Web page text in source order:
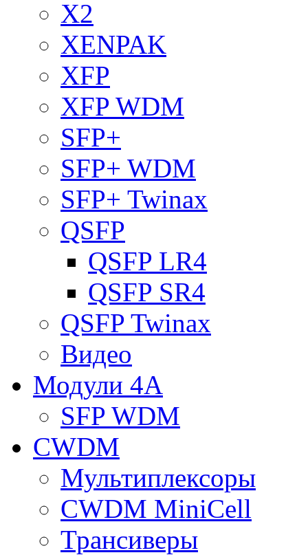
X2
XENPAK
XFP
XFP WDM
SFP+
SFP+ WDM
SFP+ Twinax
QSFP
QSFP LR4
QSFP SR4
QSFP Twinax
Видео
Модули 4A
SFP WDM
CWDM
Мультиплексоры
CWDM MiniCell
Трансиверы